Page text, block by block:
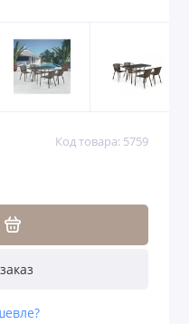
Код товара: 5759